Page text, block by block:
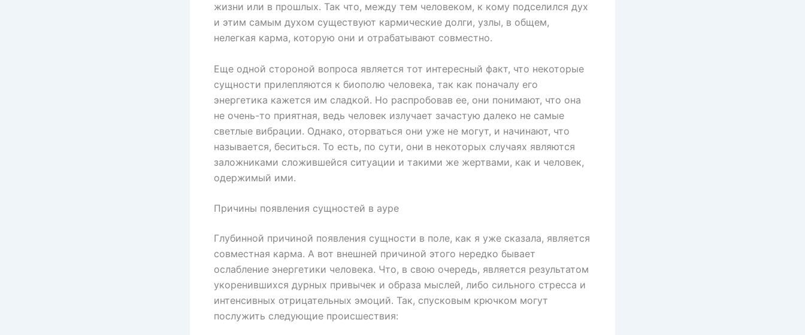
жизни или в прошлых. Так что, между тем человеком, к кому подселился дух
и этим самым духом существуют кармические долги, узлы, в общем,
нелегкая карма, которую они и отрабатывают совместно.
Еще одной стороной вопроса является тот интересный факт, что некоторые
сущности прилепляются к биополю человека, так как поначалу его
энергетика кажется им сладкой. Но распробовав ее, они понимают, что она
не очень-то приятная, ведь человек излучает зачастую далеко не самые
светлые вибрации. Однако, оторваться они уже не могут, и начинают, что
называется, беситься. То есть, по сути, они в некоторых случаях являются
заложниками сложившейся ситуации и такими же жертвами, как и человек,
одержимый ими.
Причины появления сущностей в ауре
Глубинной причиной появления сущности в поле, как я уже сказала, является
совместная карма. А вот внешней причиной этого нередко бывает
ослабление энергетики человека. Что, в свою очередь, является результатом
укоренившихся дурных привычек и образа мыслей, либо сильного стресса и
интенсивных отрицательных эмоций. Так, спусковым крючком могут
послужить следующие происшествия: